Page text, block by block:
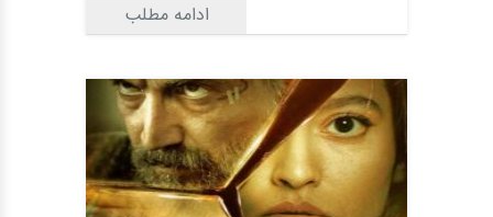
ادامه مطلب